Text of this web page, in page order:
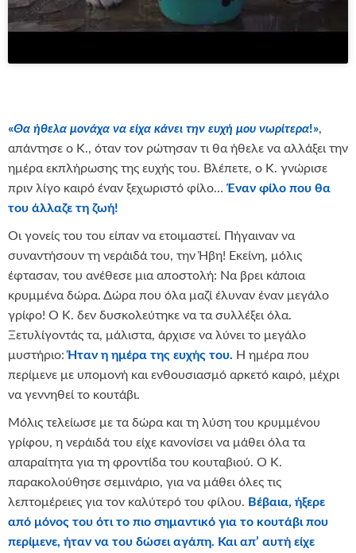
«Θα ήθελα μονάχα να είχα κάνει την ευχή μου νωρίτερα!»,
απάντησε ο Κ., όταν τον ρώτησαν τι θα ήθελε να αλλάξει την
ημέρα εκπλήρωσης της ευχής του. Βλέπετε, ο Κ. γνώρισε
πριν λίγο καιρό έναν ξεχωριστό φίλο… Έναν φίλο που θα
του άλλαζε τη ζωή!
Οι γονείς του του είπαν να ετοιμαστεί. Πήγαιναν να
συναντήσουν τη νεράιδά του, την Ήβη! Εκείνη, μόλις
έφτασαν, του ανέθεσε μια αποστολή: Να βρει κάποια
κρυμμένα δώρα. Δώρα που όλα μαζί έλυναν έναν μεγάλο
γρίφο! Ο Κ. δεν δυσκολεύτηκε να τα συλλέξει όλα.
Ξετυλίγοντάς τα, μάλιστα, άρχισε να λύνει το μεγάλο
μυστήριο:Ήταν η ημέρα της ευχής του. Η ημέρα που
περίμενε με υπομονή και ενθουσιασμό αρκετό καιρό, μέχρι
να γεννηθεί το κουτάβι.
Μόλις τελείωσε με τα δώρα και τη λύση του κρυμμένου
γρίφου, η νεράιδά του είχε κανονίσει να μάθει όλα τα
απαραίτητα για τη φροντίδα του κουταβιού. Ο Κ.
παρακολούθησε σεμινάριο, για να μάθει όλες τις
λεπτομέρειες για τον καλύτερό του φίλου. Βέβαια, ήξερε
από μόνος του ότι το πιο σημαντικό για το κουτάβι που
περίμενε, ήταν να του δώσει αγάπη. Και απ’ αυτή είχε